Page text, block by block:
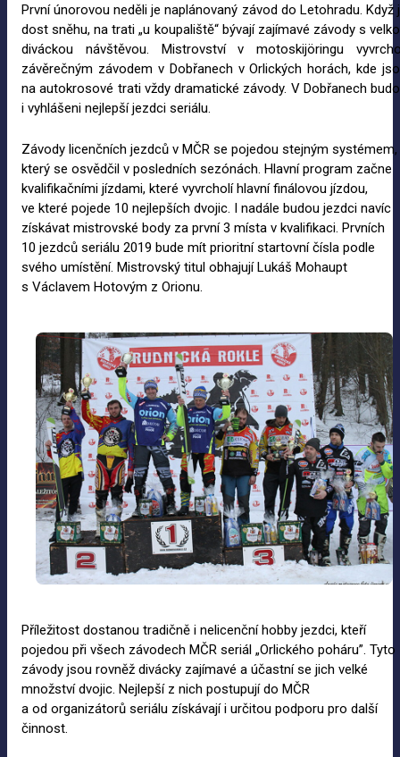
První únorovou neděli je naplánovaný závod do Letohradu. Když
dost sněhu, na trati „u koupaliště“ bývají zajímavé závody s
diváckou návštěvou. Mistrovství v motoskijöringu
závěrečným závodem v Dobřanech v Orlických horách, kde
na autokrosové trati vždy dramatické závody. V Dobřanech
i vyhlášeni nejlepší jezdci seriálu.
Závody licenčních jezdců v MČR se pojedou stejným systémem,
který se osvědčil v posledních sezónách. Hlavní program začne
kvalifikačními jízdami, které vyvrcholí hlavní finálovou jízdou,
ve které pojede 10 nejlepších dvojic. I nadále budou jezdci navíc
získávat mistrovské body za první 3 místa v kvalifikaci. Prvních
10 jezdců seriálu 2019 bude mít prioritní startovní čísla podle
svého umístění. Mistrovský titul obhajují Lukáš Mohaupt
s Václavem Hotovým z Orionu.
Příležitost dostanou tradičně i nelicenční hobby jezdci, kteří
pojedou při všech závodech MČR seriál „Orlického poháru”. Tyto
závody jsou rovněž divácky zajímavé a účastní se jich velké
množství dvojic. Nejlepší z nich postupují do MČR
a od organizátorů seriálu získávají i určitou podporu pro další
činnost.